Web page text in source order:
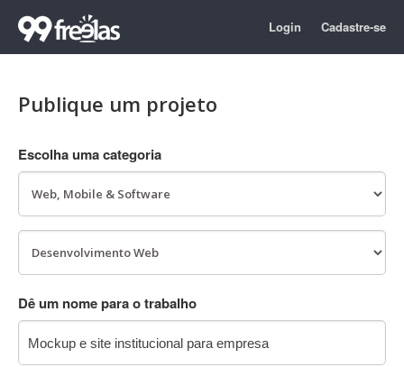
Login Cadastre-se
Publique um projeto
Escolha uma categoria
Dê um nome para o trabalho